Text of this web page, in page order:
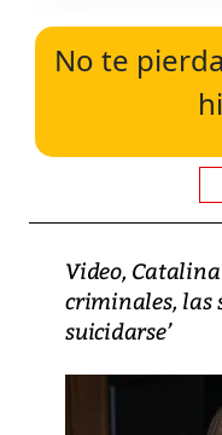
No te
Video,
criminales, las
suicidarse’